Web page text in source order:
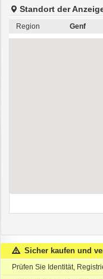
Standort der
Region Genf
Sicher kaufen und
Prüfen Sie Identität,